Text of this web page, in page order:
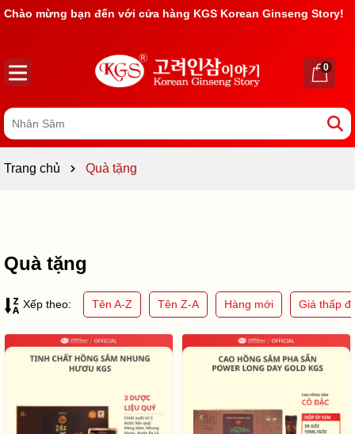
Rất nhiều ưu đãi và chương trình khuyến mãi đang chờ đợi
0
Trang chủ Quà tặng
Quà tặng
Xếp theo: Tên A-Z Tên Z-A Hàng mới Giá thấp